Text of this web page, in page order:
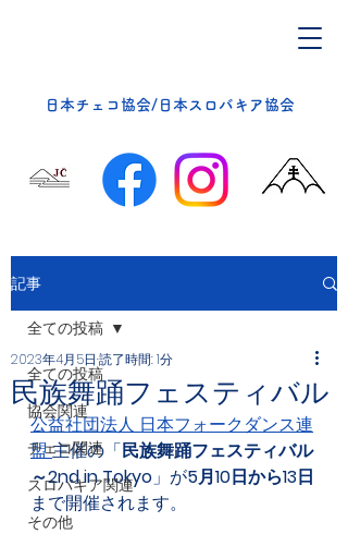
​日本チェコ協会/日本スロバキア協会
記事
全ての投稿
協会関連
チェコ関連
スロバキア関連
その他
全ての投稿
民族舞踊フェスティバル
2023年4月5日 読了時間: 1分
公益社団法人 日本フォークダンス連
盟 主催の「民族舞踊フェスティバル
～2nd in Tokyo」が5月10日から13日
まで開催されます。